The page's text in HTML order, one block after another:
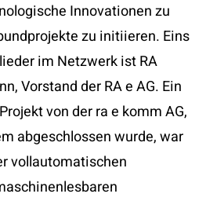
Innovationen zu
zu initiieren. Eins
im Netzwerk ist RA
Vorstand der RA e AG. Ein
von der ra e komm AG,
abgeschlossen wurde, war
vollautomatischen